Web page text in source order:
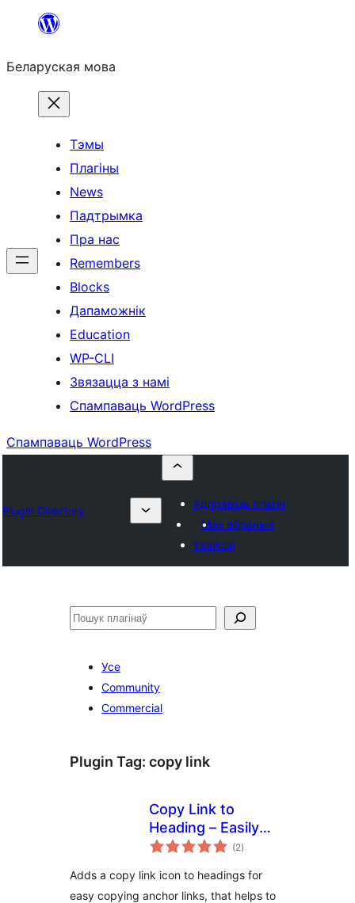
Перайсці
змесціва
Беларуская мова
Тэмы
Плагіны
News
Падтрымка
Пра нас
Remembers
Blocks
Дапаможнік
Education
WP-CLI
Звязацца з намі
Спампаваць WordPress
Спампаваць WordPress
Plugin Directory
Адправіць плагін
Мае абраныя
Увайсці
Пошук
Усе
Community
Commercial
Plugin Tag: copy link
Copy Link to
Heading – Easily
add Anchor links
(2total
ratings
)
Adds a copy link icon to headings for
easy copying anchor links, that helps to